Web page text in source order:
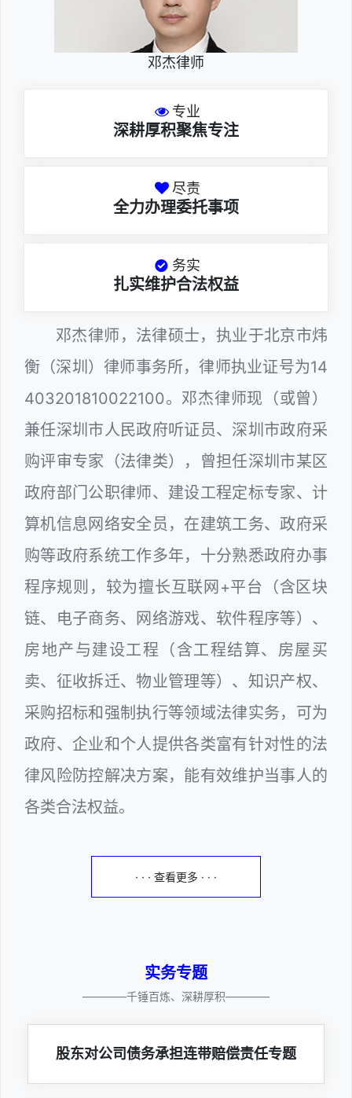
邓杰律师
专业
深耕厚积聚焦专注
尽责
全力办理委托事项
务实
扎实维护合法权益
邓杰律师，法律硕士，执业于北京市炜
衡（深圳）律师事务所，律师执业证号为14
403201810022100。邓杰律师现（或曾）
兼任深圳市人民政府听证员、深圳市政府采
购评审专家（法律类），曾担任深圳市某区
政府部门公职律师、建设工程定标专家、计
算机信息网络安全员，在建筑工务、政府采
购等政府系统工作多年，十分熟悉政府办事
程序规则，较为擅长互联网+平台（含区块
链、电子商务、网络游戏、软件程序等）、
房地产与建设工程（含工程结算、房屋买
卖、征收拆迁、物业管理等）、知识产权、
采购招标和强制执行等领域法律实务，可为
政府、企业和个人提供各类富有针对性的法
律风险防控解决方案，能有效维护当事人的
各类合法权益。
· · · 查看更多 · · ·
实务专题
————千锤百炼、深耕厚积————
股东对公司债务承担连带赔偿责任专题